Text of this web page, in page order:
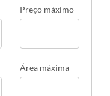
Preço máximo
Área máxima